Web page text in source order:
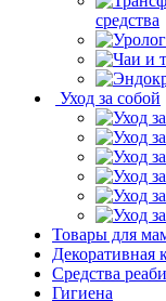
средства
Уход за собой
Товары для
Декоративная
Средства
Гигиена